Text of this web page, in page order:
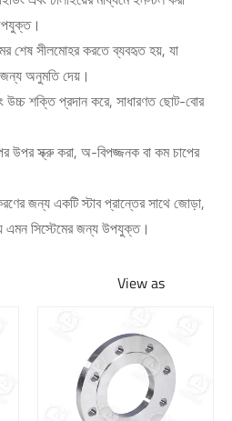
শেষ সীলমোহর করতে ব্যবহৃত হয়, যা
জন্য অনুমতি দেয়।
উচ্চ শক্তি প্রদান করে, সাধারণত ছোট-বোর
উপর স্ক্রু করা, অ-বিপজ্জনক বা কম চাপের
জন্য একটি স্টাব প্রান্তের সাথে জোড়া,
এমন সিস্টেমের জন্য উপযুক্ত।
View as